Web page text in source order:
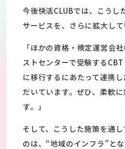
今後快活CLUBでは、こうし
サービスを、さらに拡大して
「ほかの資格・検定運営会
ストセンターで受験するCBT
に移行するにあたって連携
だいています。ぜひ、柔軟
す。」
そして、こうした施策を通
のは、“地域のインフラ”とな